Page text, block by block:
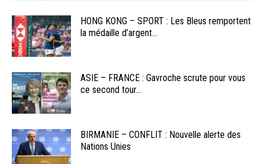
HONG KONG – SPORT : Les Bleus remportent
la médaille d’argent...
ASIE – FRANCE : Gavroche scrute pour vous
ce second tour...
BIRMANIE – CONFLIT : Nouvelle alerte des
Nations Unies